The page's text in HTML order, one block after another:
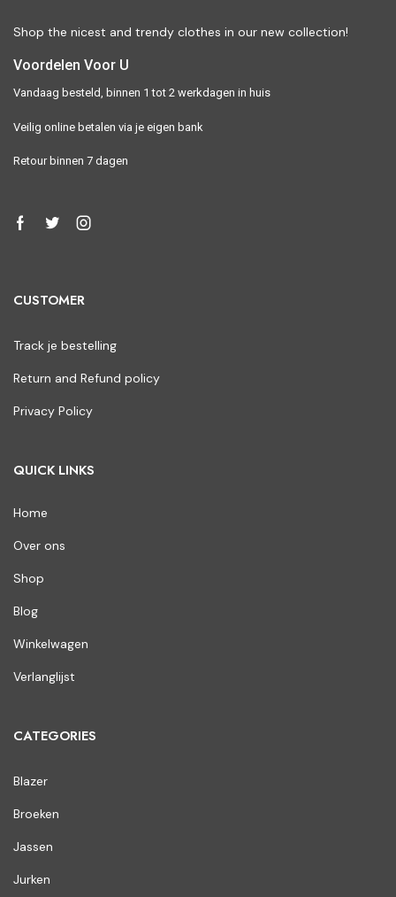
Shop the nicest and trendy clothes in our new collection!
Voordelen Voor U
Vandaag besteld, binnen 1 tot 2 werkdagen in huis
Veilig online betalen via je eigen bank
Retour binnen 7 dagen
CUSTOMER
Track je bestelling
Return and Refund policy
Privacy Policy
QUICK LINKS
Home
Over ons
Shop
Blog
Winkelwagen
Verlanglijst
CATEGORIES
Blazer
Broeken
Jassen
Jurken